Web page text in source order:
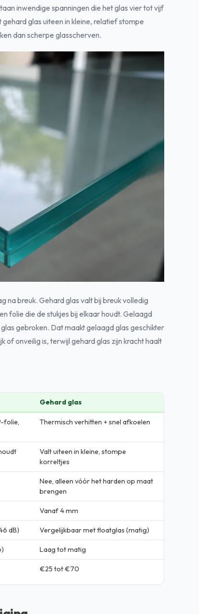
inwendige spanningen die het glas vier tot vijf
glas uiteen in kleine, relatief stompe
dan scherpe glasscherven.
na breuk. Gehard glas valt bij breuk volledig
folie die de stukjes bij elkaar houdt. Gelaagd
gebroken. Dat maakt gelaagd glas geschikter
of onveilig is, terwijl gehard glas zijn kracht haalt
Gehard glas
folie,
Thermisch verhitten + snel afkoelen
Valt uiteen in kleine, stompe
korreltjes
Nee, alleen vóór het harden op maat
brengen
Vanaf 4 mm
dB) Vergelijkbaar met floatglas (matig)
Laag tot matig
€25 tot €70